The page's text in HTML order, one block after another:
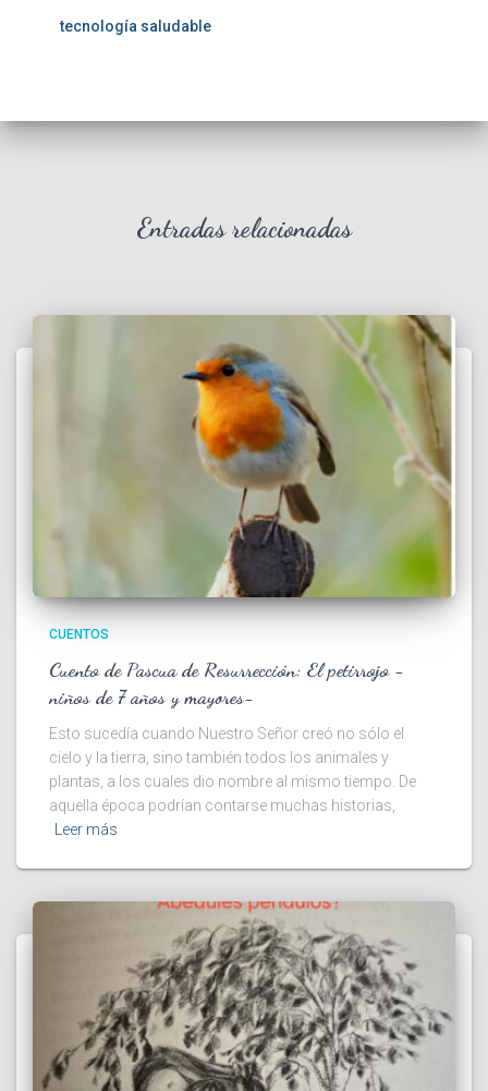
tecnología saludable
Entradas relacionadas
CUENTOS
Cuento de Pascua de Resurrección: El petirrojo -
niños de 7 años y mayores-
Esto sucedía cuando Nuestro Señor creó no sólo el
cielo y la tierra, sino también todos los animales y
plantas, a los cuales dio nombre al mismo tiempo. De
aquella época podrían contarse muchas historias,
Leer más